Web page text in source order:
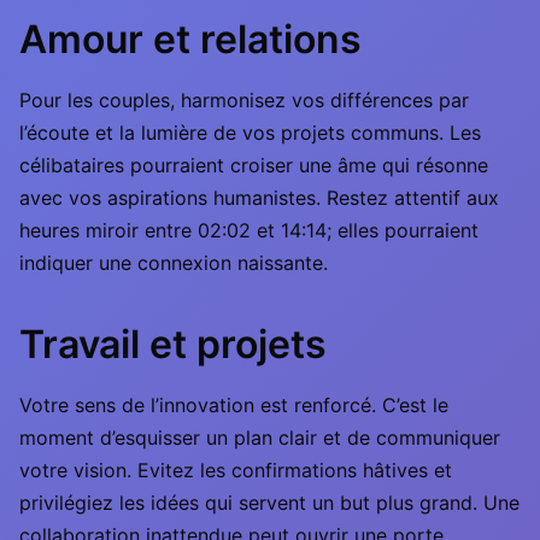
Amour et relations
Pour les couples, harmonisez vos diffé­rences par
l’écoute et la lumière de vos projets communs. Les
célibataires pourraient croiser une âme qui résonne
avec vos aspirations humanistes. Restez attentif aux
heures miroir entre 02:02 et 14:14; elles pourraient
indiquer une connexion naissante.
Travail et projets
Votre sens de l’innovation est renforcé. C’est le
moment d’esquisser un plan clair et de communiquer
votre vision. Evitez les confirmations hâtives et
privilégiez les idées qui servent un but plus grand. Une
collaboration inattendue peut ouvrir une porte